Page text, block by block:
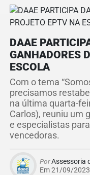
DAAE
GANHADORES
ESCOLA
Com o tema
precisamos
na última quarta-
Carlos), reuniu um
e especialistas
vencedoras.
PorAssessoria
Em 21/09/